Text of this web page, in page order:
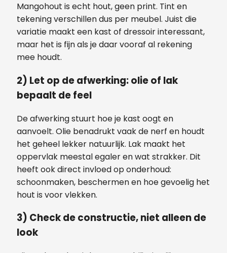
Mangohout is echt hout, geen print. Tint en
tekening verschillen dus per meubel. Juist die
variatie maakt een kast of dressoir interessant,
maar het is fijn als je daar vooraf al rekening
mee houdt.
2) Let op de afwerking: olie of lak
bepaalt de feel
De afwerking stuurt hoe je kast oogt en
aanvoelt. Olie benadrukt vaak de nerf en houdt
het geheel lekker natuurlijk. Lak maakt het
oppervlak meestal egaler en wat strakker. Dit
heeft ook direct invloed op onderhoud:
schoonmaken, beschermen en hoe gevoelig het
hout is voor vlekken.
3) Check de constructie, niet alleen de
look